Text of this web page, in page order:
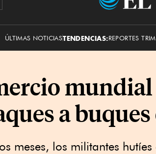
ÚLTIMAS NOTICIASTENDENCIAS:REPORTES
mundial
a
meses, los militantes